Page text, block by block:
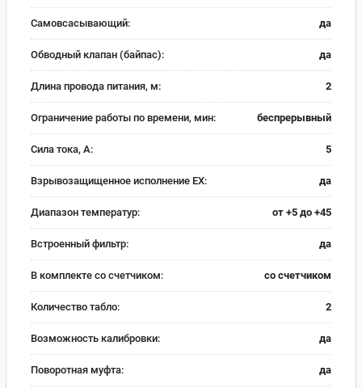
Самовсасывающий: да
Обводный клапан (байпас): да
Длина провода питания, м: 2
Ограничение работы по времени, мин: беспрерывный
Сила тока, А: 5
Взрывозащищенное исполнение EX: да
Диапазон температур: от +5 до +45
Встроенный фильтр: да
В комплекте со счетчиком: со счетчиком
Количество табло: 2
Возможность калибровки: да
Поворотная муфта: да